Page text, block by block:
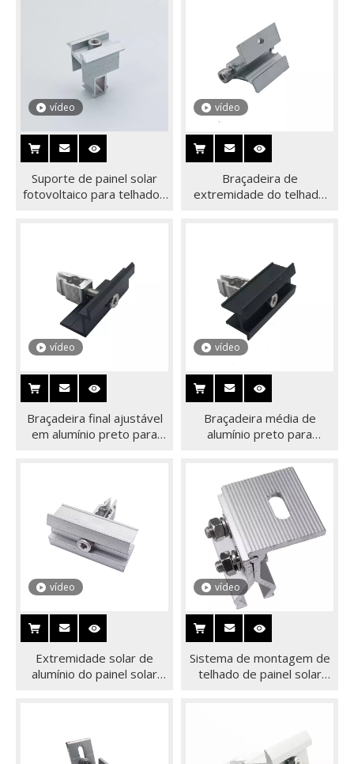
vídeo
Suporte de painel solar
fotovoltaico para telhados
vídeo
Braçadeira de
extremidade do telhado
vídeo
Braçadeira final ajustável
em alumínio preto para
vídeo
Braçadeira média de
alumínio preto para
telhado solar Produto
relacionado a energia solar
vídeo
Extremidade solar de
alumínio do painel solar
vídeo
Sistema de montagem de
telhado de painel solar